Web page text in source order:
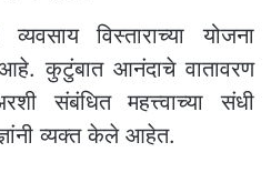
विस्ताराच्या योजना
कुटुंबात आनंदाचे वातावरण
संबंधित महत्त्वाच्या संधी
व्यक्त केले आहेत.